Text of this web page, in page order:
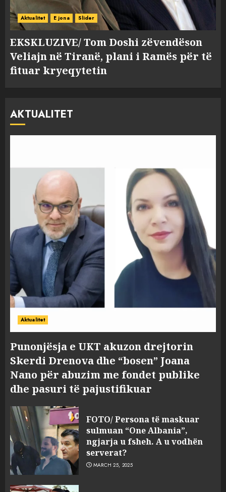
Aktualitet E jona Slider
EKSKLUZIVE/ Tom Doshi zëvendëson
Veliajn në Tiranë, plani i Ramës për të
fituar kryeqytetin
AKTUALITET
Aktualitet
Punonjësja e UKT akuzon drejtorin
Skerdi Drenova dhe “bosen” Joana
Nano për abuzim me fondet publike
dhe pasuri të pajustifikuar
FOTO/ Persona të maskuar
sulmuan “One Albania”,
ngjarja u fsheh. A u vodhën
serverat?
MARCH 25, 2025